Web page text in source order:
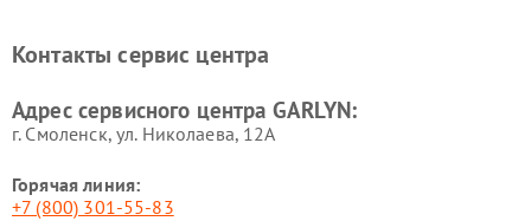
стеклоочистителей GARLYN
GARLYN
GARLYN
Контакты сервис центра
Адрес сервисного центра GARLYN:
г. Смоленск, ул. Николаева, 12А
Горячая линия:
+7 (800) 301-55-83